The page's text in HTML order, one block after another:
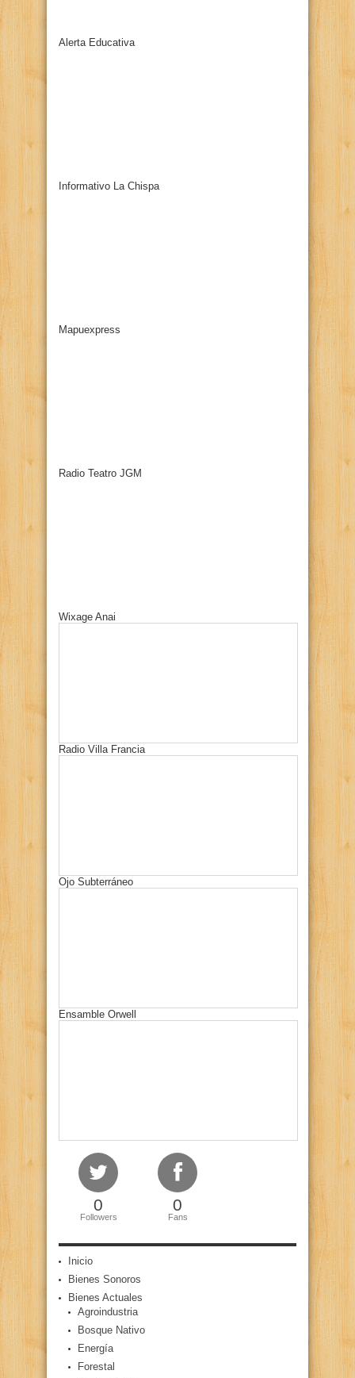
Alerta Educativa
Informativo La Chispa
Mapuexpress
Radio Teatro JGM
Wixage Anai
Radio Villa Francia
Ojo Subterráneo
Ensamble Orwell
0
Followers
0
Fans
Inicio
Bienes Sonoros
Bienes Actuales
Agroindustria
Bosque Nativo
Energía
Forestal